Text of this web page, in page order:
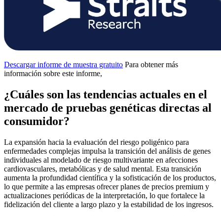
Descargar informe de muestra gratuito Para obtener más
información sobre este informe,
¿Cuáles son las tendencias actuales en el
mercado de pruebas genéticas directas al
consumidor?
La expansión hacia la evaluación del riesgo poligénico para
enfermedades complejas impulsa la transición del análisis de genes
individuales al modelado de riesgo multivariante en afecciones
cardiovasculares, metabólicas y de salud mental. Esta transición
aumenta la profundidad científica y la sofisticación de los productos,
lo que permite a las empresas ofrecer planes de precios premium y
actualizaciones periódicas de la interpretación, lo que fortalece la
fidelización del cliente a largo plazo y la estabilidad de los ingresos.